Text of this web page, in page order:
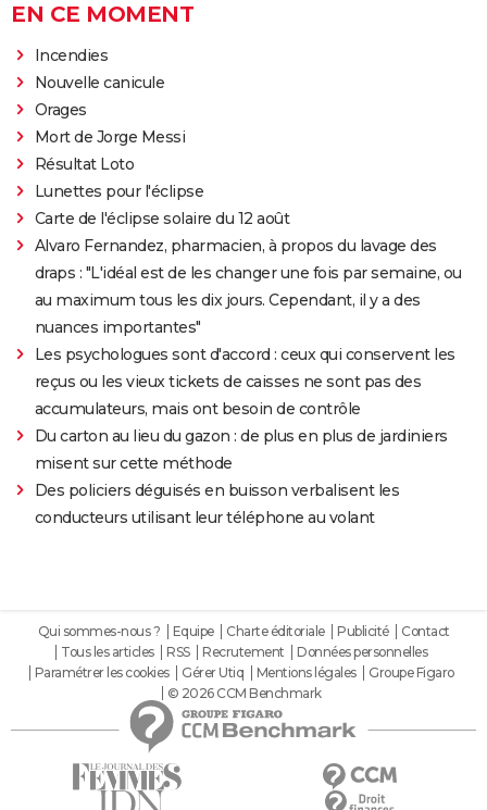
EN CE MOMENT
Incendies
Nouvelle canicule
Orages
Mort de Jorge Messi
Résultat Loto
Lunettes pour l'éclipse
Carte de l'éclipse solaire du 12 août
Alvaro Fernandez, pharmacien, à propos du lavage des
draps : "L'idéal est de les changer une fois par semaine, ou
au maximum tous les dix jours. Cependant, il y a des
nuances importantes"
Les psychologues sont d'accord : ceux qui conservent les
reçus ou les vieux tickets de caisses ne sont pas des
accumulateurs, mais ont besoin de contrôle
Du carton au lieu du gazon : de plus en plus de jardiniers
misent sur cette méthode
Des policiers déguisés en buisson verbalisent les
conducteurs utilisant leur téléphone au volant
Qui sommes-nous ? Equipe Charte éditoriale Publicité
Contact
Tous les articles
RSS Recrutement
Données personnelles
Paramétrer les cookies
Gérer Utiq Mentions légales
Groupe Figaro
© 2026 CCM Benchmark